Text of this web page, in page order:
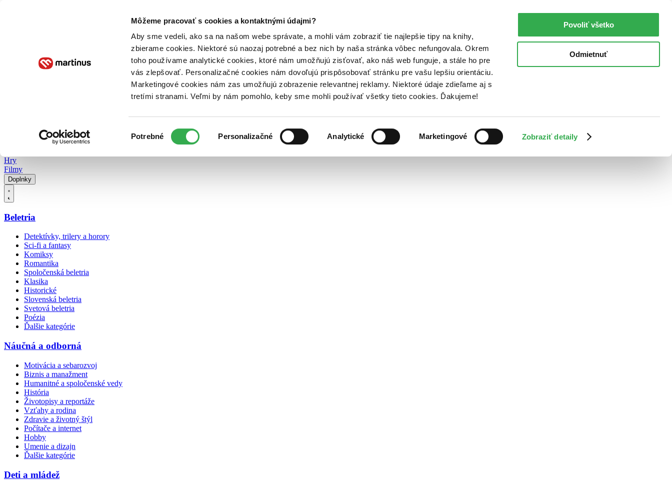
Môžeme pracovať s cookies a kontaktnými údajmi?
Aby sme vedeli, ako sa na našom webe správate, a mohli vám zobraziť tie najlepšie tipy na knihy,
zbierame cookies. Niektoré sú naozaj potrebné a bez nich by naša stránka vôbec nefungovala. Okrem
toho používame analytické cookies, ktoré nám umožňujú zisťovať, ako náš web funguje, a stále ho pre
vás zlepšovať. Personalizačné cookies nám dovoľujú prispôsobovať stránku pre vašu lepšiu orientáciu.
Marketingové cookies nám zas umožňujú zobrazenie relevantnej reklamy. Niektoré údaje zdieľame aj s
tretími stranami. Veľmi by nám pomohlo, keby sme mohli používať všetky tieto cookies. Ďakujeme!
súhlasu
Potrebné Personalizačné Analytické Marketingové Zobraziť detaily
Povoliť všetko
Odmietnuť
Poukážky Kontakt
Hry
Filmy
Doplnky
Beletria
Detektívky, trilery a horory
Sci-fi a fantasy
Komiksy
Romantika
Spoločenská beletria
Klasika
Historické
Slovenská beletria
Svetová beletria
Poézia
Ďalšie kategórie
Náučná a odborná
Motivácia a sebarozvoj
Biznis a manažment
Humanitné a spoločenské vedy
História
Životopisy a reportáže
Vzťahy a rodina
Zdravie a životný štýl
Počítače a internet
Hobby
Umenie a dizajn
Ďalšie kategórie
Deti a mládež